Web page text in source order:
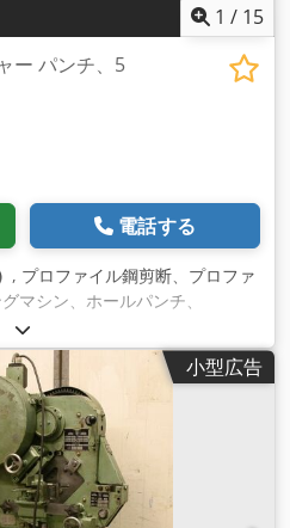
1 / 15
ー パンチ、5
電話する
, プロファイル鋼剪断、プロファ
マシン、ホールパンチ、
ムベア、油圧式形鋼シャータイ
式 -圧着力：35〜。 -装置：パン
持テーブル -パンチング -シャー
ンチとダイ -寸法：
Ns Afzsck -重量：1080
小型広告